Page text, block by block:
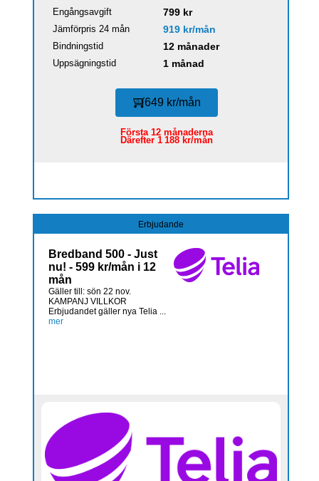
Engångsavgift 799 kr
Jämförpris 24 mån 919 kr/mån
Bindningstid 12 månader
Uppsägningstid 1 månad
649 kr/mån
Första 12 månaderna
Därefter 1 188 kr/mån
Erbjudande
Bredband 500 - Just
nu! - 599 kr/mån i 12
mån
Gäller till: sön 22 nov.
KAMPANJ VILLKOR
Erbjudandet gäller nya Telia ...
mer